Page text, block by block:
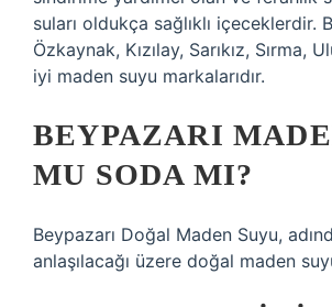
suları oldukça sağlıklı içeceklerdir.
Özkaynak, Kızılay, Sarıkız, Sırma,
iyi maden suyu markalarıdır.
BEYPAZARI
MU SODA MI?
Beypazarı Doğal Maden Suyu,
anlaşılacağı üzere doğal maden